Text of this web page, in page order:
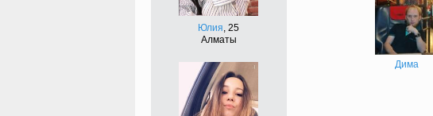
Юлия, 25
Алматы
Дима